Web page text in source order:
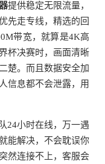
提供稳定无限流量，
先走专线，精选的回
带宽，就算是4K高
杯决赛时，画面清晰
楚。而且数据安全加
信息都不会泄露，用
24小时在线，万一遇
能解决，不会耽误你
然连接不上，客服会